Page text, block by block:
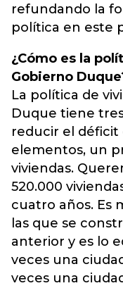
refundando la
política en este
¿Cómo es la
Gobierno
La política de
Duque tiene
reducir el déficit
elementos, un
viviendas.
520.000
cuatro años. Es
las que se
anterior y es lo
veces una
veces una